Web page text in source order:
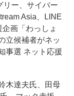
ー、サイバー
Asia、LINE
画「わっしょ
立候補者がネッ
事選 ネット応援
木達夫氏、田母